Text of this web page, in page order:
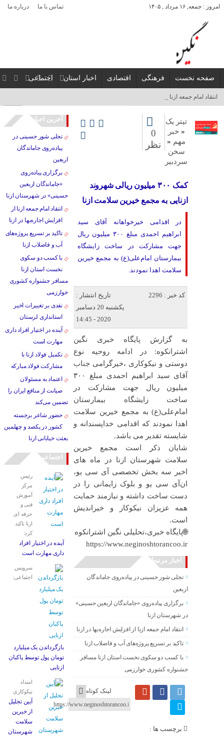
امروز : جمعه, ۱۶ مرداد , ۱۴۰۵ تماس با ما درباره ما
صفحه نخست فرهنگی اقتصادی اخبار استان اجتماعی
انتقاد امام جمعه ازنا از اف_
تیتر یک
« خبر
مهم «
سخن
سردبیر
0
نظر
کمک‌ ۳۰۰ میلیون ریالی شهروند
ازنایی به مجمع خیرین سلامت ازنا
در اقدامی خیرخواهانه آقای سید
ابراهیم احمدی مبلغ ۳۰۰ میلیون ریال
جهت مشارکت در ساخت زایشگاه
بیمارستان امام‌علی(ع) به مجمع خیرین
سلامت اهدا نمودند.
کد خبر : 2296
تاریخ انتشار :
یکشنبه 20 دسامبر
2020 - 14:45
به گزارش پایگاه خبری نگین
اشترانکوه: در ادامه روحیه نوع
دوستی و نیکوکاری ،خیرگرامی جناب
آقای سید ابراهیم احمدی مبلغ ۳۰۰
میلیون ریال جهت مشارکت در
ساخت زایشگاه بیمارستان
امام‌علی(ع) به مجمع خیرین سلامت
اهدا نمودند که اقدامی خداپسندانه و
شایسته تقدیر می باشد.
شایان ذکر است مجمع خیرین
سلامت شهرستان ازنا در ماه های
اخیر سه بخش تخصصی آی سی یو،
ان‌آی سی یو و بلوک زایمانی را در
دست ساخت داشته و نیازمند حمایت
همه عزیزان نیکوکار و خیراندیش
است.
🌐پایگاه خبری،تحلیلی نگین اشترانکوه
https://www.neginoshtorancoo.ir
اخبار مرتبط
تجلی شور حسینی در پیاده‌روی جاماندگان
اربعین
برگزاری پیاده‌روی «جاماندگان اربعین حسینی»
در شهرستان ازنا
انتقاد امام جمعه ازنا از افزایش اجاره‌بها در ازنا
تاکید بر تسریع پروژه‌های آب و فاضلاب ازنا
با کسب دو سکوی نخست استان ازنا مسافر
جشنواره کشوری خوارزمی
لینک کوتاه
برچسب ها :
آخرین اخبار
تجلی شور حسینی در
پیاده‌روی جاماندگان
اربعین
برگزاری پیاده‌روی
«جاماندگان اربعین
حسینی» در شهرستان ازنا
انتقاد امام جمعه ازنا از
افزایش اجاره‌بها در ازنا
تاکید بر تسریع پروژه‌های
آب و فاضلاب ازنا
با کسب دو سکوی
نخست استان ازنا
مسافر جشنواره کشوری
خوارزمی
نقدی بر تغییرات اخیر
استانداری لرستان
آینده در اختیار افراد داری
مهارت است
تکمیل فولاد ازنا با
مشارکت فولاد مبارکه
اعتماد به مسئولان
صیانت از منافع ایران را
تضمین می‌کند
حضور شاعر برجسته
کشور در یکصد و چهلمین
بعثت خیابانی ازنا
اجتماعی
رئیس
مرکز
آموزش
فنی و
حرفه ای
ازنا تاکید
کرد:
آینده در اختیار افراد
داری مهارت است
سرویس
اجتماعی:
بازگرداندن یک میلیارد
تومان پول توسط پاکبان
ازنایی
امتداد
نیکوکاری
آیین تجلیل
از خیرین
سلامت
شهرستان